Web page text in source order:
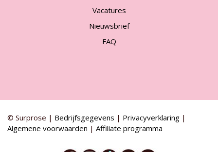
Vacatures
Nieuwsbrief
FAQ
© Surprose | Bedrijfsgegevens | Privacyverklaring |
Algemene voorwaarden | Affiliate programma